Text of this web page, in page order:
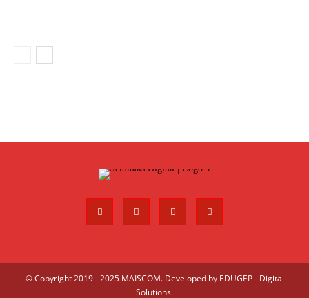
© Copyright 2019 - 2025 MAISCOM. Developed by EDUGEP - Digital
Solutions.